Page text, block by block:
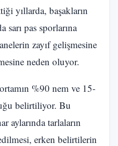
yıllarda, başakların
sarı pas sporlarına
zayıf gelişmesine
neden oluyor.
%90 nem ve 15-
belirtiliyor. Bu
aylarında tarlaların
erken belirtilerin